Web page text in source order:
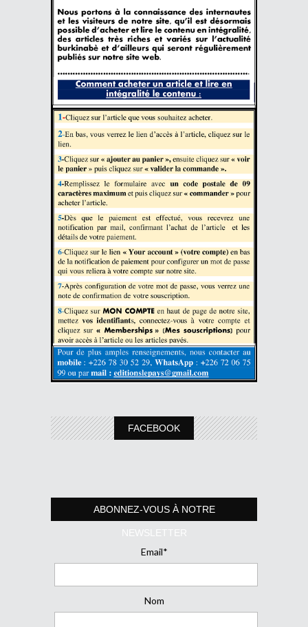
FACEBOOK
ABONNEZ-VOUS À NOTRE
NEWSLETTER
Email*
Nom